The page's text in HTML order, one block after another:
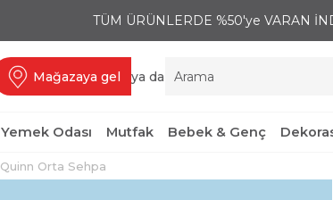
TÜM ÜRÜNLERDE %50'ye VARAN
Mağazaya gel ya da
Yemek Odası Mutfak Bebek & Genç
Quinn Orta Sehpa